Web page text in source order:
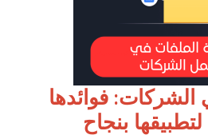
الشركات: فوائدها
بنجاح